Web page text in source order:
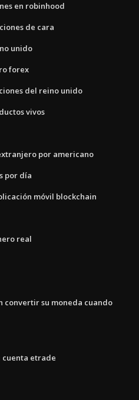
en robinhood
de cara
unido
forex
del reino unido
vivos
por americano
por día
móvil blockchain
real
convertir su moneda cuando
cuenta etrade